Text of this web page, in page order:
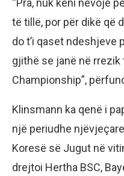
“Pra, nuk keni nevojë
të tillë, por për dikë që
do t’i qaset ndeshjeve
gjithë se janë në rrezik
Championship”,
Klinsmann ka qenë i
një periudhe
Koresë së Jugut në
drejtoi Hertha BSC,